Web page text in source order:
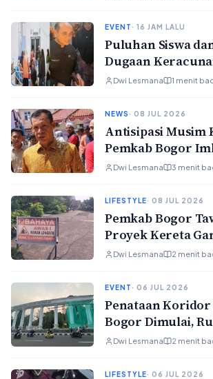
EVENT· 16 JAM LALU
Puluhan Siswa
Dugaan
Bergizi Gratis di
Dwi Lesmana 1 menit
NEWS· 08 JUL 2026
Antisipasi Musim
Pemkab Bogor
Hemat Air dan
Dwi Lesmana 3 menit
LIFESTYLE· 08 JUL 2026
Pemkab Bogor
Proyek Kereta
ke Investor Tanpa
Dwi Lesmana 2 menit
EVENT· 06 JUL 2026
Penataan Koridor
Bogor Dimulai,
Minta Warga Tak
Dwi Lesmana 2 menit
LIFESTYLE· 06 JUL 2026